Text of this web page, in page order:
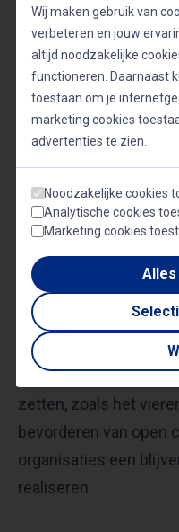
Werkgeluk wordt
strategische pijler
het stimuleren van
positieve
waardering en
persoonlijke
een toename in
prestaties.
Hij benadrukt dat
initiatief is, maar een
bewuste aandacht
medewerkers. Door
zetten, zoals het
bevorderen van open
organisaties een
realiseren.
Wij maken gebruik van
verbeteren en jouw
altijd noodzakelijke
functioneren. Daarnaast
toestaan om je
marketing cookies
advertenties te zien.
Noodzakelijke cookies
Analytische cookies
Marketing cookies